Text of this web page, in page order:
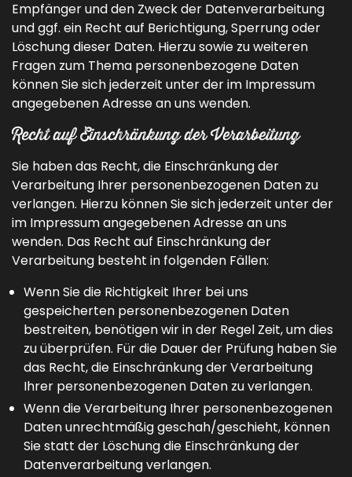
Empfänger und den Zweck der Datenverarbeitung
und ggf. ein Recht auf Berichtigung, Sperrung oder
Löschung dieser Daten. Hierzu sowie zu weiteren
Fragen zum Thema personenbezogene Daten
können Sie sich jederzeit unter der im Impressum
angegebenen Adresse an uns wenden.
Recht auf Einschränkung der Verarbeitung
Sie haben das Recht, die Einschränkung der
Verarbeitung Ihrer personenbezogenen Daten zu
verlangen. Hierzu können Sie sich jederzeit unter der
im Impressum angegebenen Adresse an uns
wenden. Das Recht auf Einschränkung der
Verarbeitung besteht in folgenden Fällen:
Wenn Sie die Richtigkeit Ihrer bei uns
gespeicherten personenbezogenen Daten
bestreiten, benötigen wir in der Regel Zeit, um dies
zu überprüfen. Für die Dauer der Prüfung haben Sie
das Recht, die Einschränkung der Verarbeitung
Ihrer personenbezogenen Daten zu verlangen.
Wenn die Verarbeitung Ihrer personenbezogenen
Daten unrechtmäßig geschah/geschieht, können
Sie statt der Löschung die Einschränkung der
Datenverarbeitung verlangen.